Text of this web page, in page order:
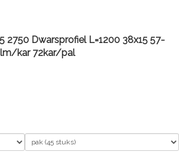
2750 Dwarsprofiel L=1200 38x15 57-
kar 72kar/pal